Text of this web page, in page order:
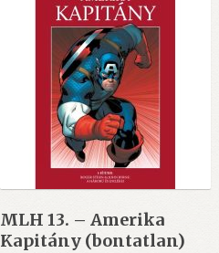
MLH 13. – Amerika
Kapitány (bontatlan)